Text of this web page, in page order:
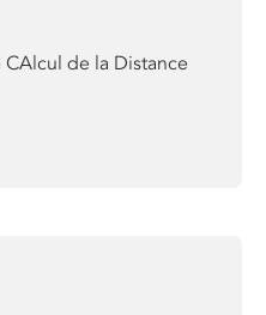
de la Distance